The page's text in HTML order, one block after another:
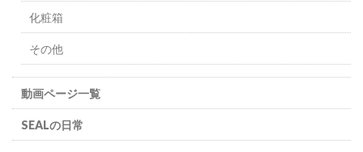
化粧箱
その他
動画ページ一覧
SEALの日常